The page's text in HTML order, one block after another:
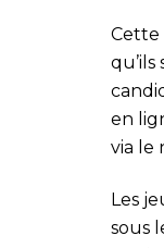
Cette
en
via le
Les
sous